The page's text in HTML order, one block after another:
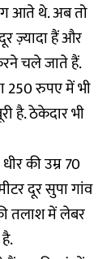
आते थे. अब तो
ज़्यादा हैं और
चले जाते हैं.
250 रुपए में भी
है. ठेकेदार भी
की उम्र 70
दूर सुपा गांव
तलाश में लेबर